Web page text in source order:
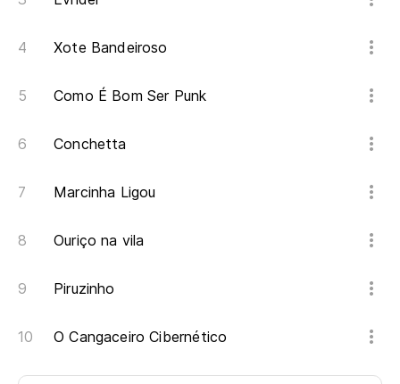
Xote Bandeiroso
Como É Bom Ser Punk
Conchetta
Marcinha Ligou
Ouriço na vila
Piruzinho
O Cangaceiro Cibernético